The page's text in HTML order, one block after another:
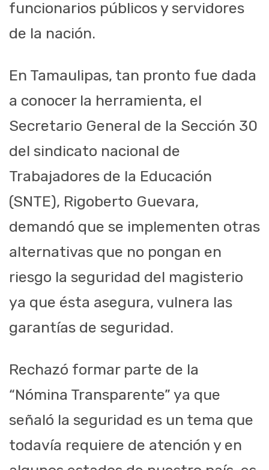
funcionarios públicos y servidores
de la nación.
En Tamaulipas, tan pronto fue dada
a conocer la herramienta, el
Secretario General de la Sección 30
del sindicato nacional de
Trabajadores de la Educación
(SNTE), Rigoberto Guevara,
demandó que se implementen otras
alternativas que no pongan en
riesgo la seguridad del magisterio
ya que ésta asegura, vulnera las
garantías de seguridad.
Rechazó formar parte de la
“Nómina Transparente” ya que
señaló la seguridad es un tema que
todavía requiere de atención y en